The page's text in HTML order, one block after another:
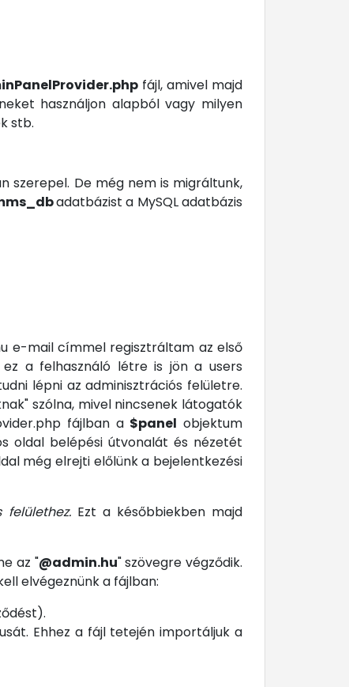
fájl, amivel majd
használjon alapból vagy milyen
stb.
szerepel. De még nem is migráltunk,
adatbázist a MySQL adatbázis
e-mail címmel regisztráltam az első
a felhasználó létre is jön a users
lépni az adminisztrációs felületre.
szólna, mivel nincsenek látogatók
fájlban a $panel objektum
oldal belépési útvonalát és nézetét
még elrejti előlünk a bejelentkezési
Ezt a későbbiekben majd
az "@admin.hu" szövegre végződik.
elvégeznünk a fájlban:
Ehhez a fájl tetején importáljuk a